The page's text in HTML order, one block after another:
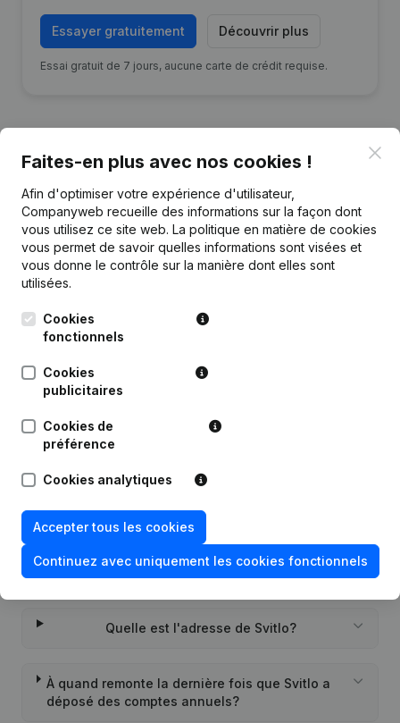
Essayer gratuitement Découvrir plus
Essai gratuit de 7 jours, aucune carte de crédit requise.
Date Publication
Quel est l'identifiant PEPPOL de Svitlo?
Quand la société Svitlo a-t-elle été créée?
Quelle est l'adresse de Svitlo?
À quand remonte la dernière fois que Svitlo a
déposé des comptes annuels?
Faites-en plus avec nos cookies !
Afin d'optimiser votre expérience d'utilisateur,
Companyweb recueille des informations sur la façon dont
vous utilisez ce site web. La politique en matière de cookies
vous permet de savoir quelles informations sont visées et
vous donne le contrôle sur la manière dont elles sont
utilisées.
Cookies
fonctionnels
Cookies
publicitaires
Cookies de
préférence
Cookies analytiques
Accepter tous les cookies
Continuez avec uniquement les cookies fonctionnels